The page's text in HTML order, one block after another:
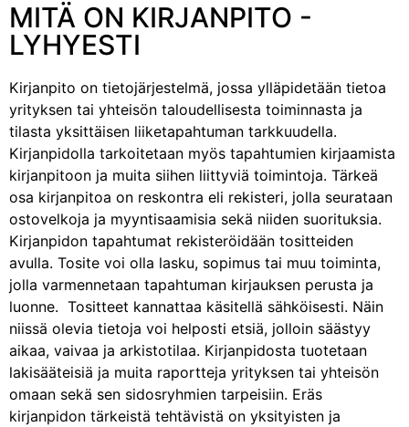
MITÄ ON KIRJANPITO -
LYHYESTI
Kirjanpito on tietojärjestelmä, jossa ylläpidetään tietoa
yrityksen tai yhteisön taloudellisesta toiminnasta ja
tilasta yksittäisen liiketapahtuman tarkkuudella.
Kirjanpidolla tarkoitetaan myös tapahtumien kirjaamista
kirjanpitoon ja muita siihen liittyviä toimintoja. Tärkeä
osa kirjanpitoa on reskontra eli rekisteri, jolla seurataan
ostovelkoja ja myyntisaamisia sekä niiden suorituksia.
Kirjanpidon tapahtumat rekisteröidään tositteiden
avulla. Tosite voi olla lasku, sopimus tai muu toiminta,
jolla varmennetaan tapahtuman kirjauksen perusta ja
luonne. Tositteet kannattaa käsitellä sähköisesti. Näin
niissä olevia tietoja voi helposti etsiä, jolloin säästyy
aikaa, vaivaa ja arkistotilaa. Kirjanpidosta tuotetaan
lakisääteisiä ja muita raportteja yrityksen tai yhteisön
omaan sekä sen sidosryhmien tarpeisiin. Eräs
kirjanpidon tärkeistä tehtävistä on yksityisten ja